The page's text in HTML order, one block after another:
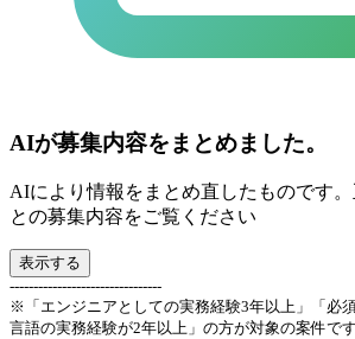
AIが募集内容をまとめました。
AIにより情報をまとめ直したものです
との募集内容をご覧ください
表示する
--------------------------------
※「エンジニアとしての実務経験3年以上」「必
言語の実務経験が2年以上」の方が対象の案件です